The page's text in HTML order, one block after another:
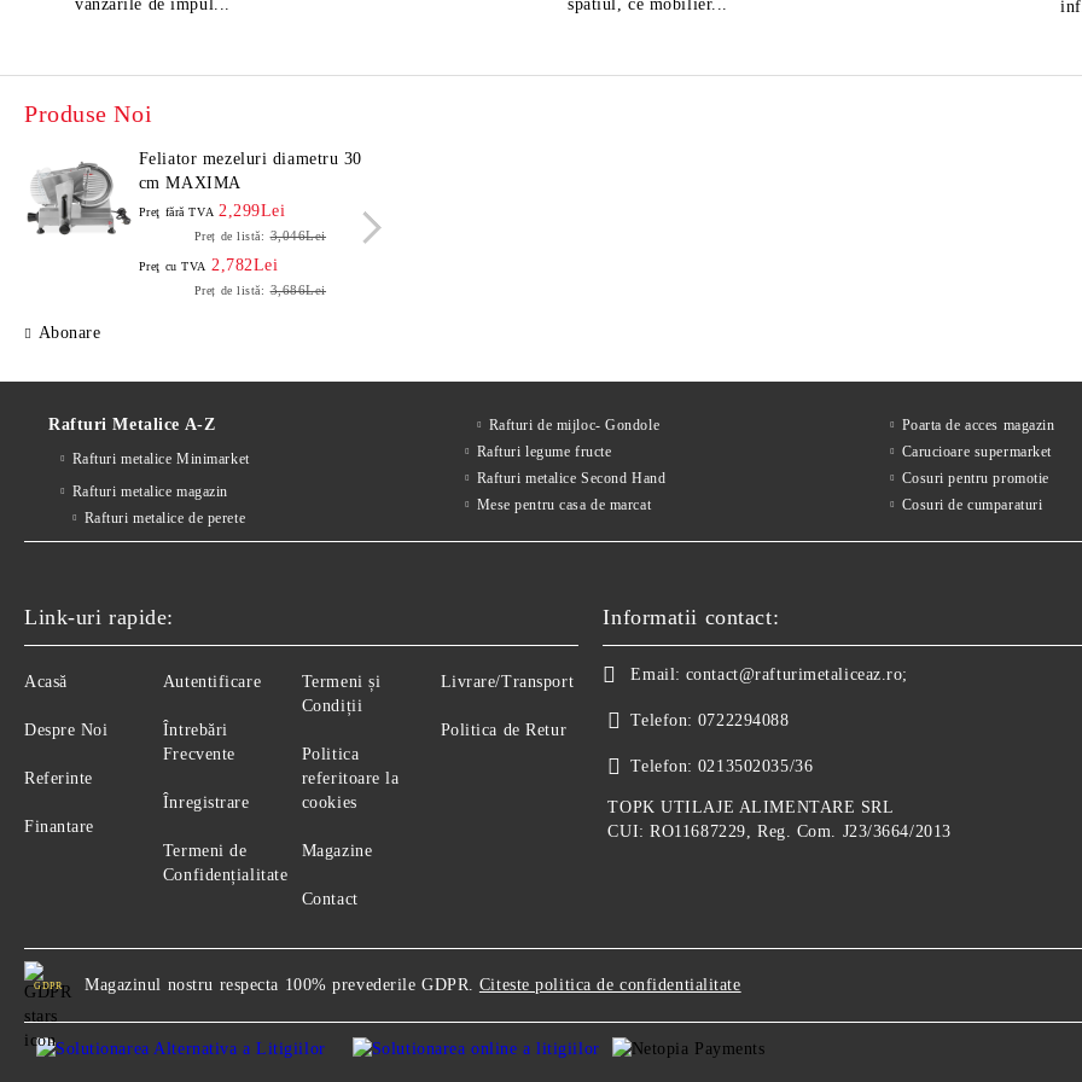
vanzarile de impul...
spatiul, ce mobilier...
Produse Noi
Feliator mezeluri diametru 30
cm MAXIMA
Preţ fără TVA 2,299Lei
Preț de listă: 3,046Lei
Preţ cu TVA 2,782Lei
Preț de listă: 3,686Lei
Abonare
Rafturi Metalice A-Z
Rafturi metalice Minimarket
Rafturi metalice magazin
Rafturi metalice de perete
Rafturi de mijloc- Gondole
Rafturi legume fructe
Rafturi metalice Second Hand
Mese pentru casa de marcat
Poarta de acces magazin
Carucioare supermarket
Cosuri pentru promotie
Cosuri de cumparaturi
Link-uri rapide:
Acasă
Despre Noi
Referinte
Finantare
Autentificare
Întrebări
Frecvente
Înregistrare
Termeni de
Confidențialitate
Termeni și
Condiții
Politica
referitoare la
cookies
Magazine
Contact
Livrare/Transport
Politica de Retur
Informatii contact:
Email: contact@rafturimetaliceaz.ro;
Telefon: 0722294088
Telefon: 0213502035/36
TOPK UTILAJE ALIMENTARE SRL
CUI: RO11687229, Reg. Com. J23/3664/2013
GDPR Magazinul nostru respecta 100% prevederile GDPR. Citeste politica de confidentialitate